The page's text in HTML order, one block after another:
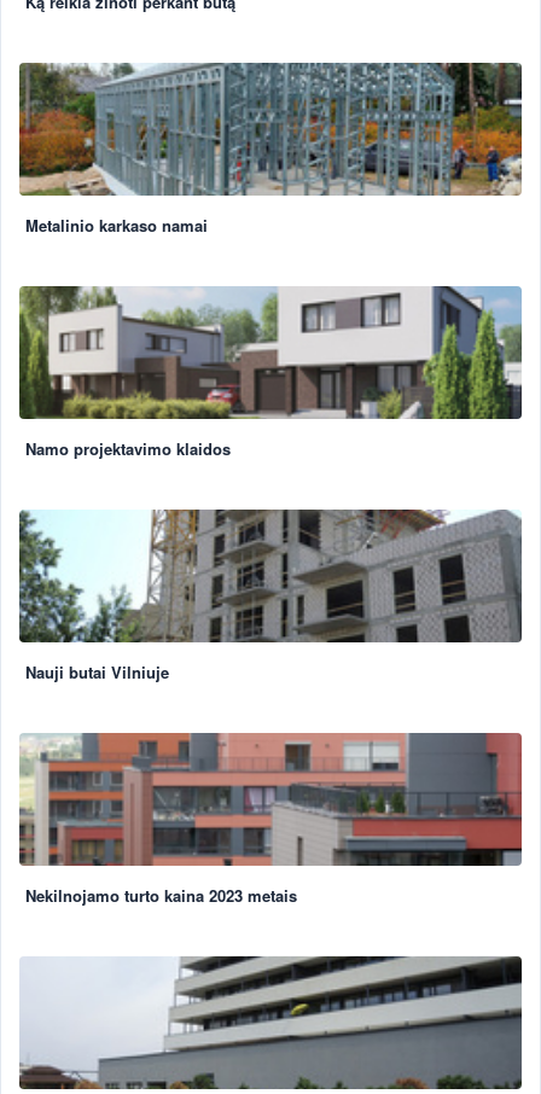
Metalinio karkaso namai
Namo projektavimo klaidos
Nauji butai Vilniuje
Nekilnojamo turto kaina 2023 metais